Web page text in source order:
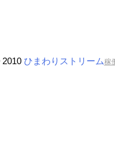
ひまわりストリーム稼